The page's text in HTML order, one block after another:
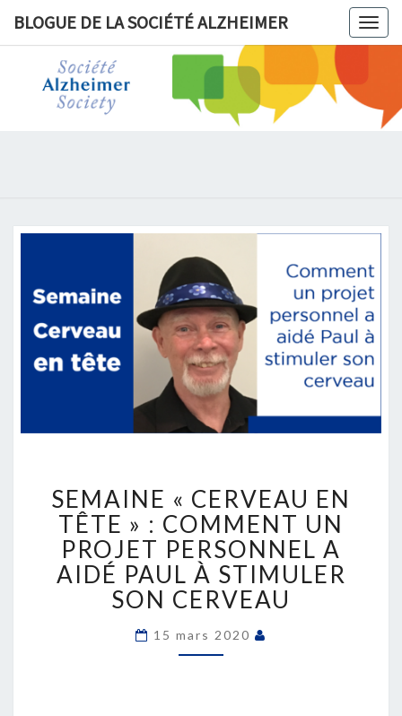
BLOGUE DE LA SOCIÉTÉ ALZHEIMER
BLOGUE
«
CERVEAU
EN
TÊTE
»
:
UN
PROJET
SEMAINE « CERVEAU EN
TÊTE » : COMMENT UN
PROJET PERSONNEL A
AIDÉ PAUL À STIMULER
SON CERVEAU
15 mars 2020